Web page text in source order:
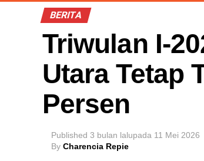
BERITA
Triwulan I-
Utara Tetap
Persen
Published 3 bulan lalupada 11 Mei 2026
By Charencia Repie